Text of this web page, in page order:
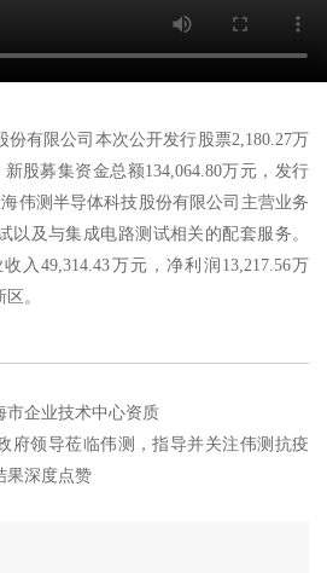
份有限公司本次公开发行股票2,180.27万
股募集资金总额134,064.80万元，发行
伟测半导体科技股份有限公司主营业务
以及与集成电路测试相关的配套服务。
入49,314.43万元，净利润13,217.56万
。
市企业技术中心资质
府领导莅临伟测，指导并关注伟测抗疫
果深度点赞